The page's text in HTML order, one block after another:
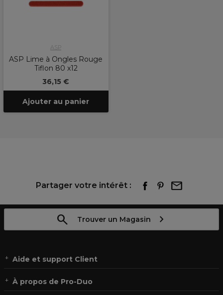
ASP
ASP Lime à Ongles Rouge
Tiflon 80 x12
36,15 €
Ajouter au panier
Partager votre intérêt :
Trouver un Magasin
Aide et support Client
À propos de Pro-Duo